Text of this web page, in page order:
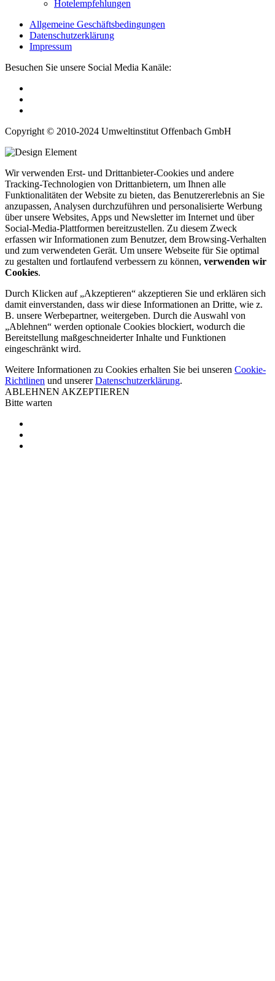
Hotelempfehlungen
Allgemeine Geschäftsbedingungen
Datenschutzerklärung
Impressum
Besuchen Sie unsere Social Media Kanäle:
Copyright © 2010-2024 Umweltinstitut Offenbach GmbH
Wir verwenden Erst- und Drittanbieter-Cookies und andere
Tracking-Technologien von Drittanbietern, um Ihnen alle
Funktionalitäten der Website zu bieten, das Benutzererlebnis an Sie
anzupassen, Analysen durchzuführen und personalisierte Werbung
über unsere Websites, Apps und Newsletter im Internet und über
Social-Media-Plattformen bereitzustellen. Zu diesem Zweck
erfassen wir Informationen zum Benutzer, dem Browsing-Verhalten
und zum verwendeten Gerät. Um unsere Webseite für Sie optimal
zu gestalten und fortlaufend verbessern zu können, verwenden wir
Cookies.
Durch Klicken auf „Akzeptieren“ akzeptieren Sie und erklären sich
damit einverstanden, dass wir diese Informationen an Dritte, wie z.
B. unsere Werbepartner, weitergeben. Durch die Auswahl von
„Ablehnen“ werden optionale Cookies blockiert, wodurch die
Bereitstellung maßgeschneiderter Inhalte und Funktionen
eingeschränkt wird.
Weitere Informationen zu Cookies erhalten Sie bei unseren Cookie-
Richtlinen und unsererDatenschutzerklärung.
ABLEHNEN AKZEPTIEREN
Bitte warten